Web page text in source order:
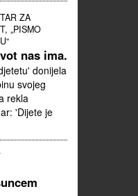
ZA
„PISMO
nas ima.
donijela
svojeg
rekla
'Dijete je